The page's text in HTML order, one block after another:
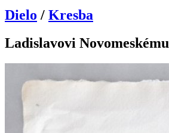
Dielo / Kresba
Ladislavovi Novomeskému